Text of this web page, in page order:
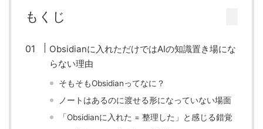
もくじ
Obsidianに入れただけではAIの知識置き場にな
らない理由
そもそもObsidianってなに？
ノートはあるのに渡せる形になっていない場面
「Obsidianに入れた = 整理した」と感じる錯覚